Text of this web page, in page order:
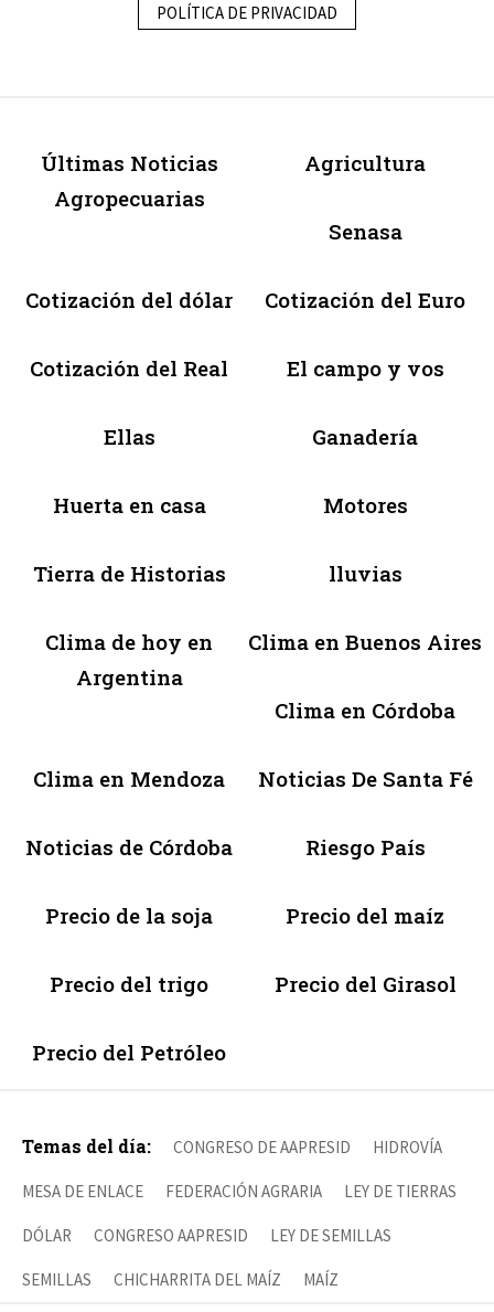
POLÍTICA DE PRIVACIDAD
Últimas Noticias
Agropecuarias
Agricultura
Senasa
Cotización del dólar Cotización del Euro
Cotización del Real El campo y vos
Ellas Ganadería
Huerta en casa Motores
Tierra de Historias lluvias
Clima de hoy en
Argentina
Clima en Buenos Aires
Clima en Córdoba
Clima en Mendoza Noticias De Santa Fé
Noticias de Córdoba Riesgo País
Precio de la soja Precio del maíz
Precio del trigo Precio del Girasol
Precio del Petróleo
Temas del día: CONGRESO DE AAPRESID HIDROVÍA
MESA DE ENLACE FEDERACIÓN AGRARIA LEY DE TIERRAS
DÓLAR CONGRESO AAPRESID LEY DE SEMILLAS
SEMILLAS CHICHARRITA DEL MAÍZ MAÍZ